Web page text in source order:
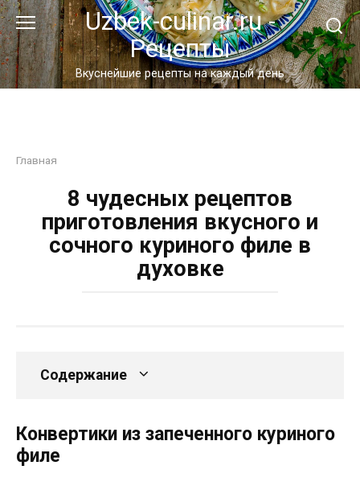
Перейти
к
контенту
Uzbek-culinar.ru -
Рецепты
Вкуснейшие рецепты на каждый день
Главная
8 чудесных рецептов
приготовления вкусного и
сочного куриного филе в
духовке
Содержание
Конвертики из запеченного куриного
филе